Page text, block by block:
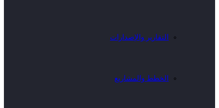
التقارير والإصدارات
الخطط والمشاريع